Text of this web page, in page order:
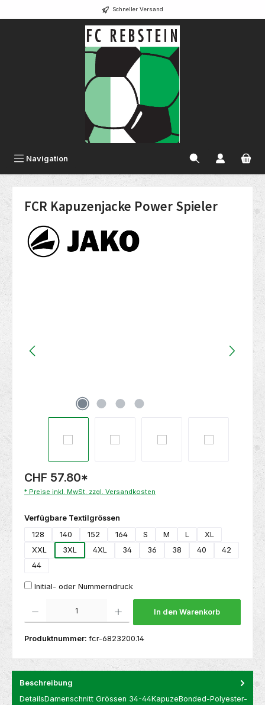
Schneller Versand
Navigation
FCR Kapuzenjacke Power Spieler
CHF 57.80*
* Preise inkl. MwSt. zzgl. Versandkosten
Verfügbare Textilgrössen
128
140 152 164 S M L
XL
XXL
3XL 4XL 34 36 38 40
42
44
Initial- oder Nummerndruck
In den Warenkorb
Produktnummer: fcr-6823200.14
Beschreibung
DetailsDamenschnitt Grössen 34-44KapuzeBonded-Polyester-